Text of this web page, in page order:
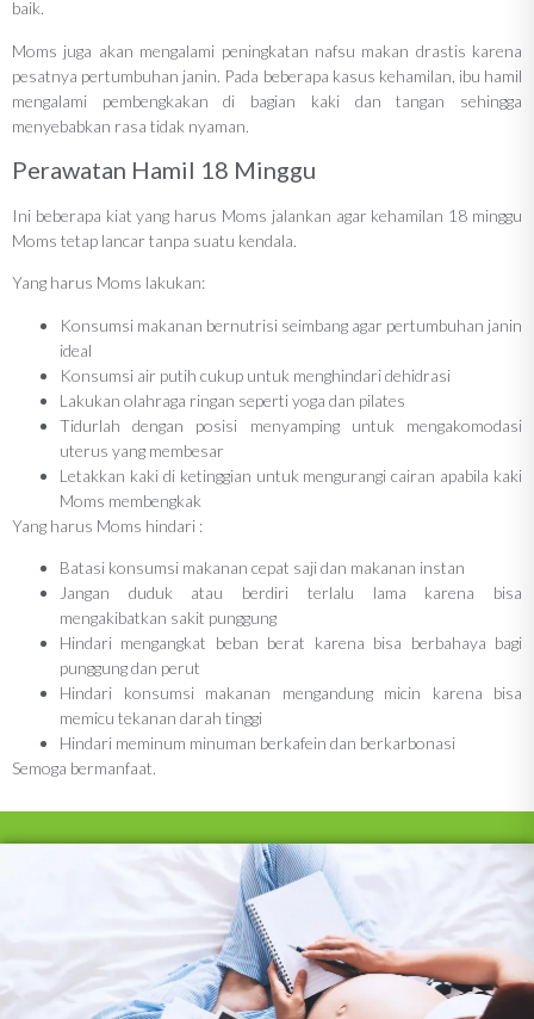
baik.
Moms juga akan mengalami peningkatan nafsu makan drastis karena
pesatnya pertumbuhan janin. Pada beberapa kasus kehamilan, ibu hamil
mengalami pembengkakan di bagian kaki dan tangan sehingga
menyebabkan rasa tidak nyaman.
Perawatan Hamil 18 Minggu
Ini beberapa kiat yang harus Moms jalankan agar kehamilan 18 minggu
Moms tetap lancar tanpa suatu kendala.
Yang harus Moms lakukan:
Konsumsi makanan bernutrisi seimbang agar pertumbuhan janin
ideal
Konsumsi air putih cukup untuk menghindari dehidrasi
Lakukan olahraga ringan seperti yoga dan pilates
Tidurlah dengan posisi menyamping untuk mengakomodasi
uterus yang membesar
Letakkan kaki di ketinggian untuk mengurangi cairan apabila kaki
Moms membengkak
Yang harus Moms hindari :
Batasi konsumsi makanan cepat saji dan makanan instan
Jangan duduk atau berdiri terlalu lama karena bisa
mengakibatkan sakit punggung
Hindari mengangkat beban berat karena bisa berbahaya bagi
punggung dan perut
Hindari konsumsi makanan mengandung micin karena bisa
memicu tekanan darah tinggi
Hindari meminum minuman berkafein dan berkarbonasi
Semoga bermanfaat.